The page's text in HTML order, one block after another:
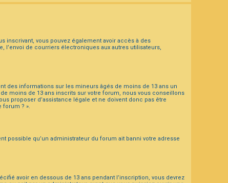
inscrivant, vous pouvez également avoir accès à des
l’envoi de courriers électroniques aux autres utilisateurs,
des informations sur les mineurs âgés de moins de 13 ans un
moins de 13 ans inscrits sur votre forum, nous vous conseillons
proposer d’assistance légale et ne doivent donc pas être
forum ? ».
possible qu’un administrateur du forum ait banni votre adresse
avoir en dessous de 13 ans pendant l’inscription, vous devrez